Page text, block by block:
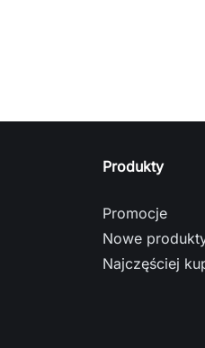
Produkty
Promocje
Nowe
Najczęściej